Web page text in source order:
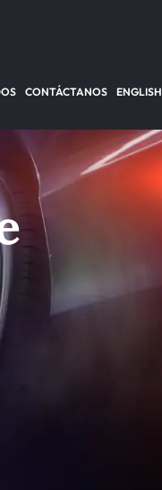
CONTÁCTANOS ENGLISH